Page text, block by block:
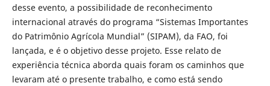
desse evento, a possibilidade de reconhecimento
internacional através do programa “Sistemas Importantes
do Patrimônio Agrícola Mundial” (SIPAM), da FAO, foi
lançada, e é o objetivo desse projeto. Esse relato de
experiência técnica aborda quais foram os caminhos que
levaram até o presente trabalho, e como está sendo